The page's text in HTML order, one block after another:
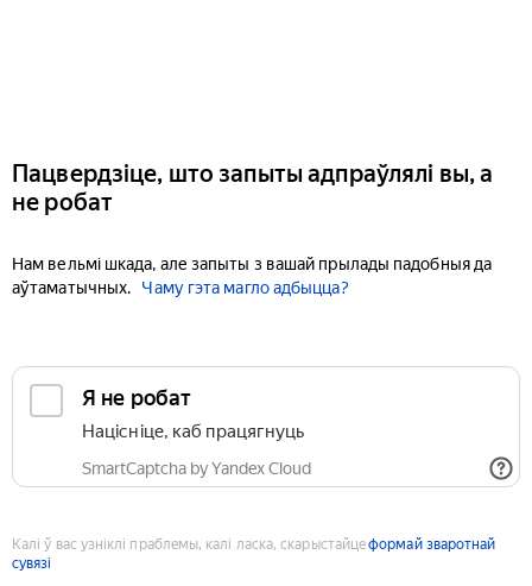
Пацвердзіце, што запыты адпраўлялі вы, а
не робат
Нам вельмі шкада, але запыты з вашай прылады падобныя да
аўтаматычных.
Чаму гэта магло адбыцца?
Я не робат
Націсніце, каб працягнуць
SmartCaptcha by Yandex Cloud
Калі ў вас узніклі праблемы, калі ласка, скарыстайцеформай зваротнай
сувязі